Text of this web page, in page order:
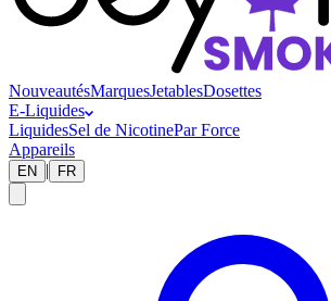
NouveautésMarquesJetablesDosettes
E-Liquides
LiquidesSel de NicotinePar Force
Appareils
EN | FR